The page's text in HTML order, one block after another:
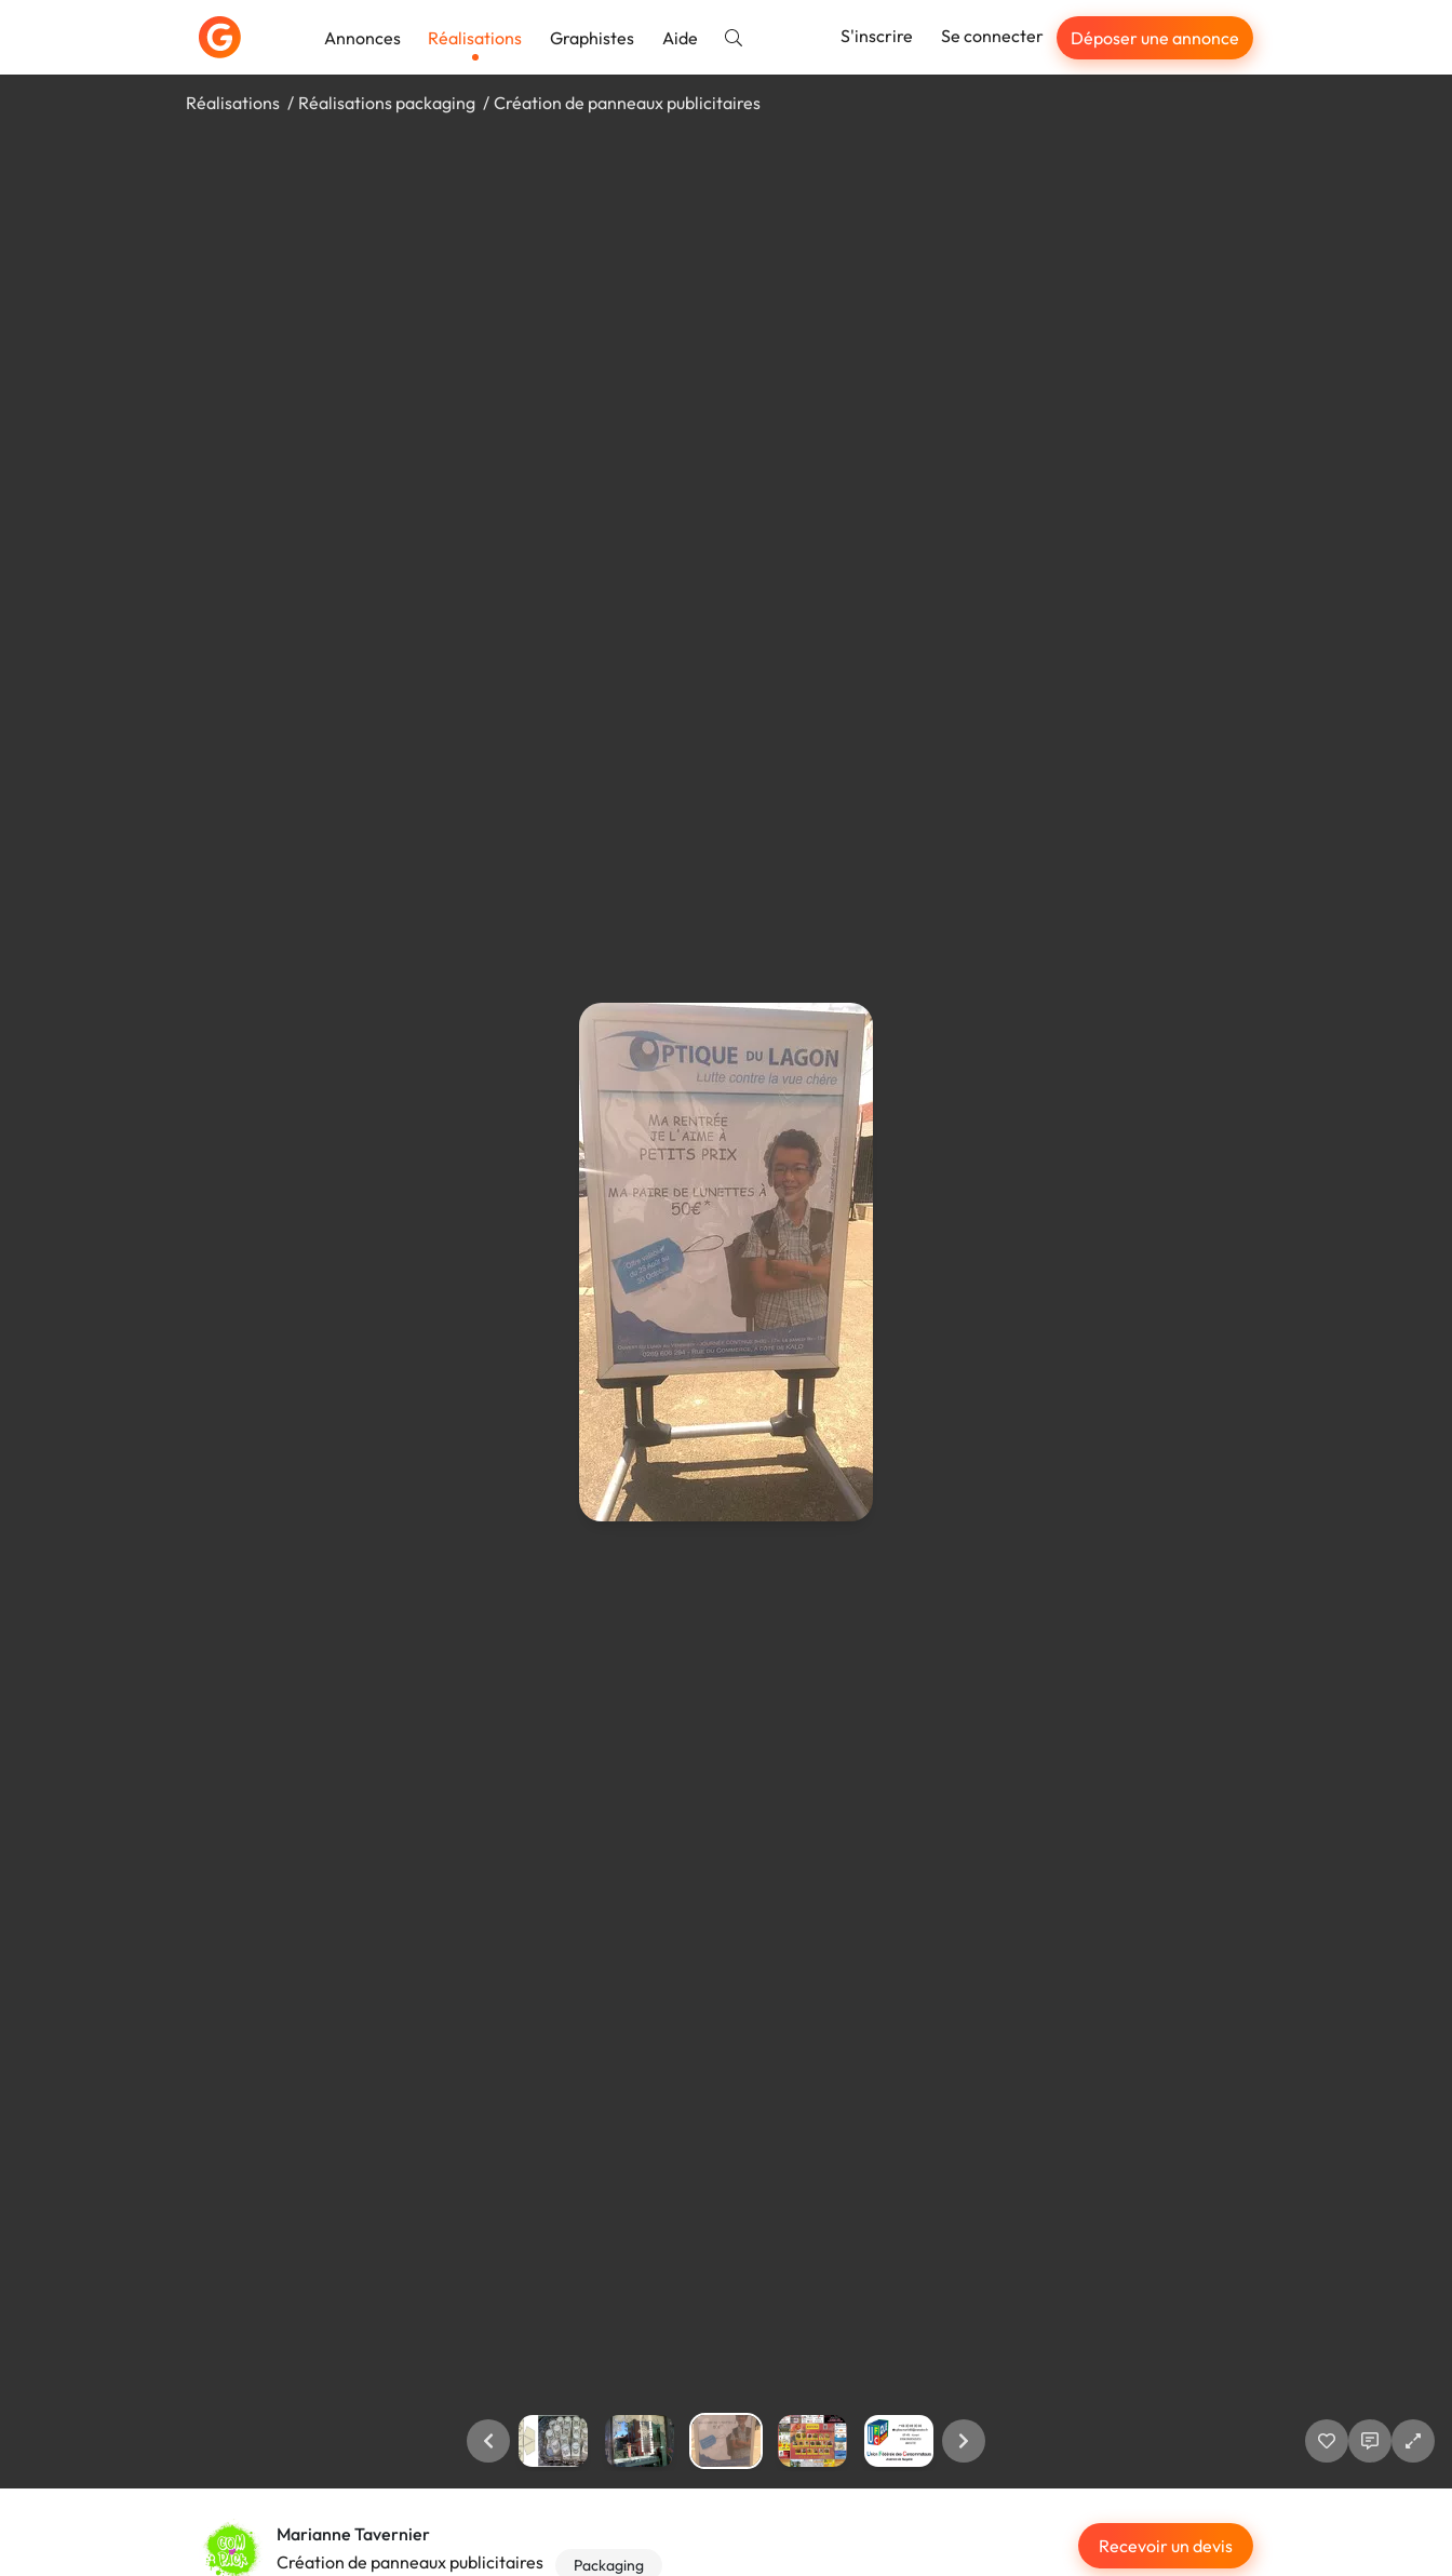
Annonces Réalisations Graphistes Aide S'inscrire Se connecter Déposer une annonce
Réalisations Réalisations packaging Création de panneaux publicitaires
Marianne Tavernier
Création de panneaux publicitaires
Packaging
Recevoir un devis